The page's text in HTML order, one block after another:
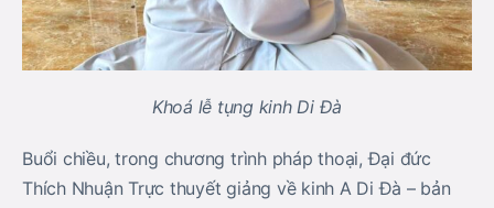
Khoá lễ tụng kinh Di Đà
Buổi chiều, trong chương trình pháp thoại, Đại đức
Thích Nhuận Trực thuyết giảng về kinh A Di Đà – bản